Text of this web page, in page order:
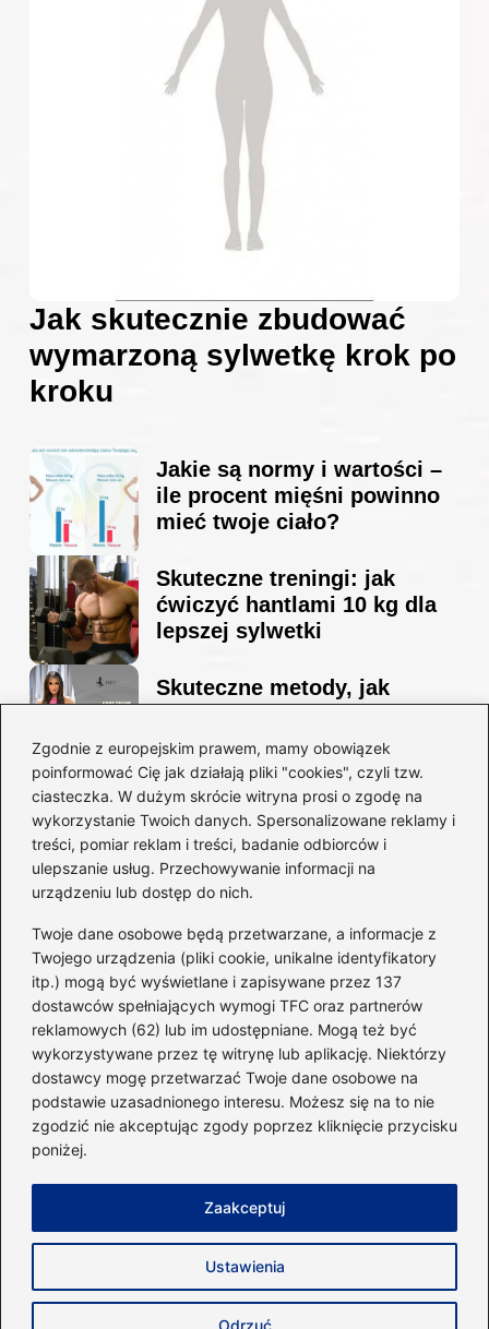
Zgodnie z europejskim prawem, mamy obowiązek
poinformować Cię jak działają pliki "cookies", czyli tzw.
ciasteczka. W dużym skrócie witryna prosi o zgodę na
wykorzystanie Twoich danych. Spersonalizowane reklamy i
treści, pomiar reklam i treści, badanie odbiorców i
ulepszanie usług. Przechowywanie informacji na
urządzeniu lub dostęp do nich.
Twoje dane osobowe będą przetwarzane, a informacje z
Twojego urządzenia (pliki cookie, unikalne identyfikatory
itp.) mogą być wyświetlane i zapisywane przez 137
dostawców spełniających wymogi TFC oraz partnerów
reklamowych (62) lub im udostępniane. Mogą też być
wykorzystywane przez tę witrynę lub aplikację. Niektórzy
dostawcy mogę przetwarzać Twoje dane osobowe na
podstawie uzasadnionego interesu. Możesz się na to nie
zgodzić nie akceptując zgody poprzez kliknięcie przycisku
poniżej.
Ustawienia
Odrzuć
Zaakceptuj
Jak skutecznie zbudować
wymarzoną sylwetkę krok po
kroku
Jakie są normy i wartości –
ile procent mięśni powinno
mieć twoje ciało?
Skuteczne treningi: jak
ćwiczyć hantlami 10 kg dla
lepszej sylwetki
Skuteczne metody, jak
sylwetkę w zaledwie 90 dni
Idealny garnitur: jak dobrać
go do swojej sylwetki?
Kategorie
Dieta i kalorie(221)
Fitness(236)
Siłownia(101)
Sport(60)
Sprzęt i akcesoria(25)
Suplementy(38)
Copyright © 2026 40minut.pl
Zasady użytkowania
Napisz do nas